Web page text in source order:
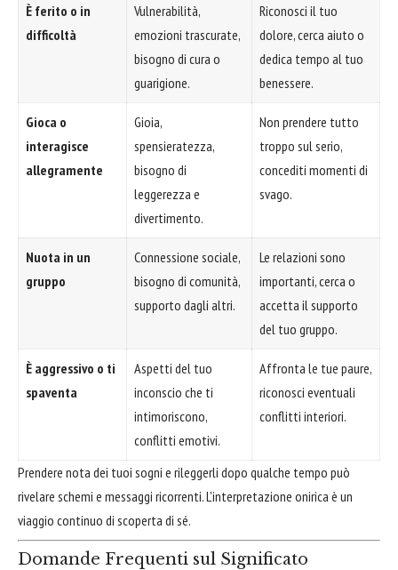
È ferito o in
difficoltà
Vulnerabilità,
emozioni trascurate,
bisogno di cura o
guarigione.
Riconosci il tuo
dolore, cerca aiuto o
dedica tempo al tuo
benessere.
Gioca o
interagisce
allegramente
Gioia,
spensieratezza,
bisogno di
leggerezza e
divertimento.
Non prendere tutto
troppo sul serio,
concediti momenti di
svago.
Nuota in un
gruppo
Connessione sociale,
bisogno di comunità,
supporto dagli altri.
Le relazioni sono
importanti, cerca o
accetta il supporto
del tuo gruppo.
È aggressivo o ti
spaventa
Aspetti del tuo
inconscio che ti
intimoriscono,
conflitti emotivi.
Affronta le tue paure,
riconosci eventuali
conflitti interiori.
Prendere nota dei tuoi sogni e rileggerli dopo qualche tempo può
rivelare schemi e messaggi ricorrenti. L'interpretazione onirica è un
viaggio continuo di scoperta di sé.
Domande Frequenti sul Significato